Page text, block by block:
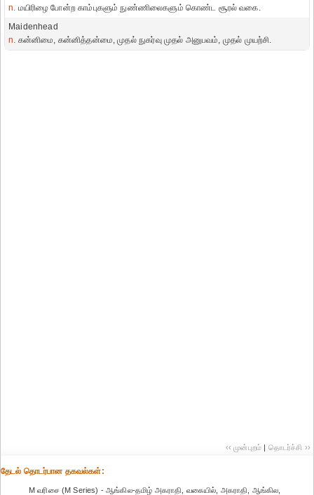
n. மயிரிழை போன்ற காம்புகளும் நுண்ணிலைகளும் கொண்ட சூரல் வகை.
Maidenhead
n. கன்னிமை, கன்னித்தன்மை, முதல் நுகர்வு முதல் அனுபவம், முதல் முயற்சி.
‹‹ முன்புறம் | தொடர்ச்சி ››
தேட‌ல் தொட‌ர்பான தகவ‌ல்க‌ள்:
M வரிசை (M Series) - ஆங்கில-தமிழ் அகராதி, வகையில், அகராதி, ஆங்கில,